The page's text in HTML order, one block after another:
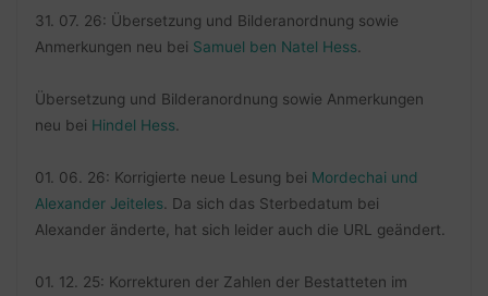
31. 07. 26: Übersetzung und Bilderanordnung sowie
Anmerkungen neu bei Samuel ben Natel Hess
Übersetzung und Bilderanordnung sowie Anmerkungen
neu bei Hindel Hess
01. 06. 26: Korrigierte neue Lesung bei Mordechai und
Alexander Jeiteles . Da sich das Sterbedatum bei
Alexander änderte, hat sich leider auch die URL geändert.
01. 12. 25: Korrekturen der Zahlen der Bestatteten im